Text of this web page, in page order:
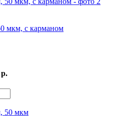
мкм, с карманом